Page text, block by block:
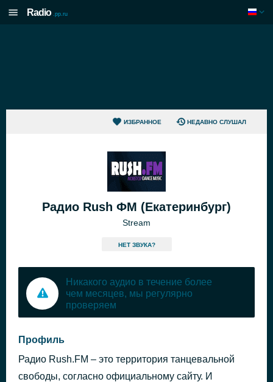
Radio .pp.ru
ИЗБРАННОЕ НЕДАВНО СЛУШАЛ
Радио Rush ФМ (Екатеринбург)
Stream
HЕТ ЗВУКА?
Никакого аудио в течение более
чем месяцев, мы регулярно
проверяем
Профиль
Радио Rush.FM – это территория танцевальной
свободы, согласно официальному сайту. И